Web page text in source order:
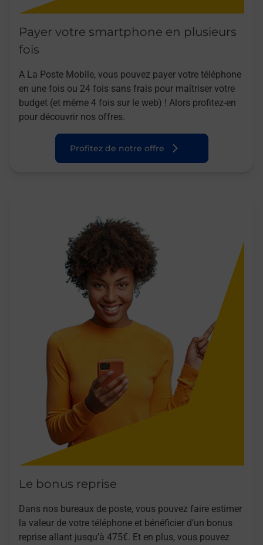
Payer votre smartphone en plusieurs
fois
A La Poste Mobile, vous pouvez payer votre téléphone
en une fois ou 24 fois sans frais pour maîtriser votre
budget (et même 4 fois sur le web) ! Alors profitez-en
pour découvrir nos offres.
Profitez de notre offre
Le bonus reprise
Dans nos bureaux de poste, vous pouvez faire estimer
la valeur de votre téléphone et bénéficier d’un bonus
reprise allant jusqu’à 475€. Et en plus, vous pouvez